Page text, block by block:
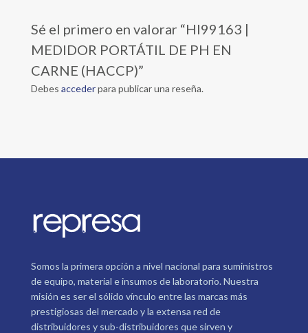
Sé el primero en valorar “HI99163 |
MEDIDOR PORTÁTIL DE PH EN
CARNE (HACCP)”
Debes accederpara publicar una reseña.
Somos la primera opción a nivel nacional para suministros
de equipo, material e insumos de laboratorio. Nuestra
misión es ser el sólido vínculo entre las marcas más
prestigiosas del mercado y la extensa red de
distribuidores y sub-distribuidores que sirven y